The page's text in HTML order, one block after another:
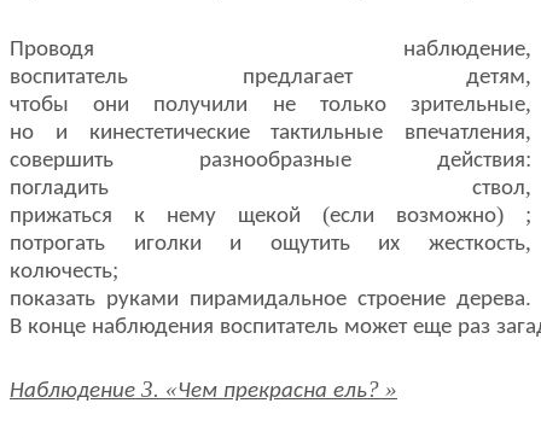
Проводя наблюдение,
воспитатель предлагает детям,
чтобы они получили не только зрительные,
но и кинестетические тактильные впечатления,
совершить разнообразные действия:
погладить ствол,
прижаться к нему щекой (если возможно) ;
потрогать иголки и ощутить их жесткость,
колючесть;
показать руками пирамидальное строение дерева.
В конце наблюдения воспитатель может еще раз
Наблюдение 3. «Чем прекрасна ель? »